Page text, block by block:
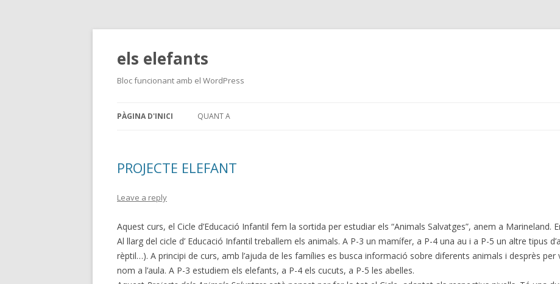
els elefants
Bloc funcionant amb el WordPress
PÀGINA D'INICI QUANT A
PROJECTE ELEFANT
Leave a reply
Aquest curs, el Cicle d’Educació Infantil fem la sortida per estudiar els “Animals Salvatges”, anem a Marineland.
Al llarg del cicle d’ Educació Infantil treballem els animals. A P-3 un mamífer, a P-4 una au i a P-5 un altre tipus
rèptil…). A principi de curs, amb l’ajuda de les famílies es busca informació sobre diferents animals i desprès per
nom a l’aula. A P-3 estudiem els elefants, a P-4 els cucuts, a P-5 les abelles.